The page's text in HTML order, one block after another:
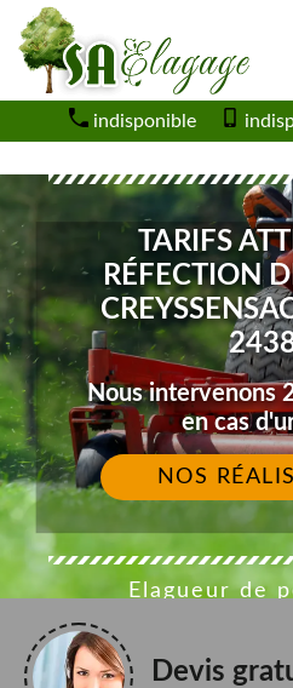
indisponible
TARIFS
RÉFECTION
Nous intervenons
en cas
NOS
Elagueur de
Devis